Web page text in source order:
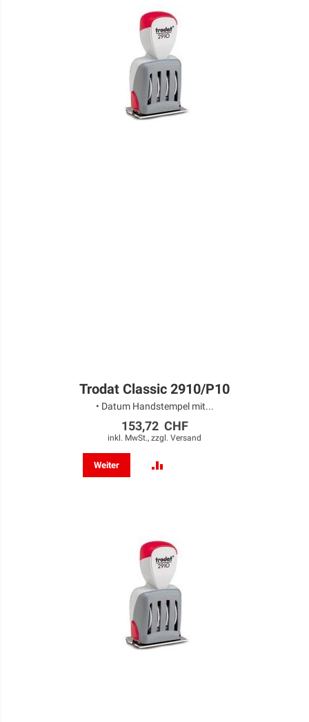
Trodat Classic 2910/P10
• Datum Handstempel mit...
153,72 CHF
inkl. MwSt., zzgl. Versand
Weiter